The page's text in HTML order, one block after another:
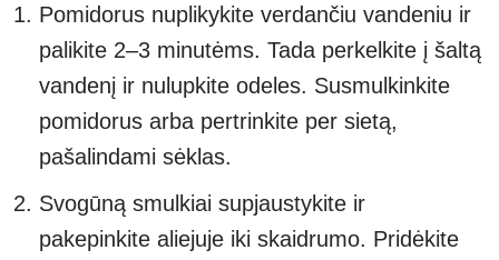
Pomidorus nuplikykite verdančiu vandeniu ir
palikite 2–3 minutėms. Tada perkelkite į šaltą
vandenį ir nulupkite odeles. Susmulkinkite
pomidorus arba pertrinkite per sietą,
pašalindami sėklas.
Svogūną smulkiai supjaustykite ir
pakepinkite aliejuje iki skaidrumo. Pridėkite